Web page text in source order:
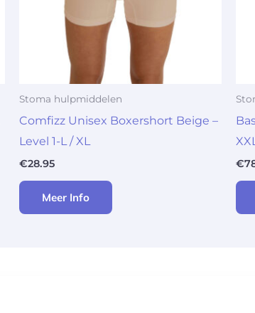
Stoma hulpmiddelen
Comfizz Unisex Boxershort Beige –
Level 1-L / XL
€28.95
Meer Info
€